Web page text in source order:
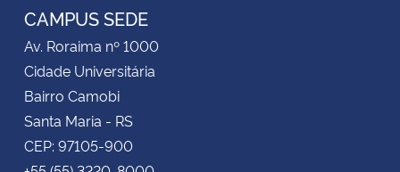
CAMPUS SEDE
Av. Roraima nº 1000
Cidade Universitária
Bairro Camobi
Santa Maria - RS
CEP: 97105-900